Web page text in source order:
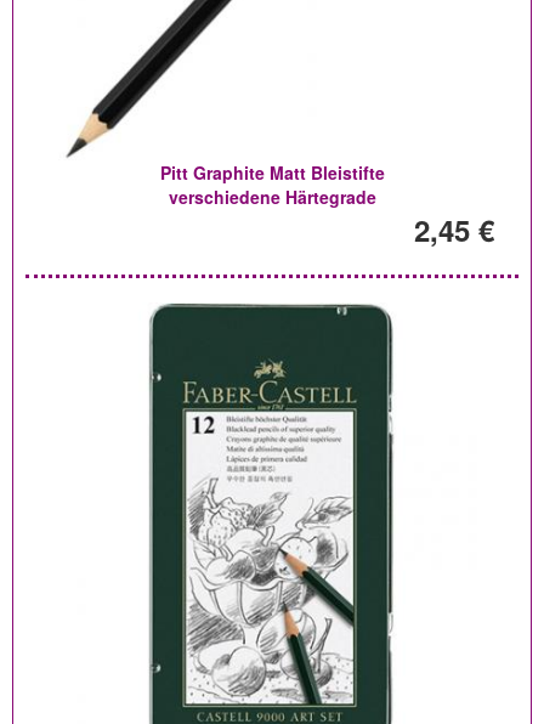
Pitt Graphite Matt Bleistifte
verschiedene Härtegrade
2,45 €